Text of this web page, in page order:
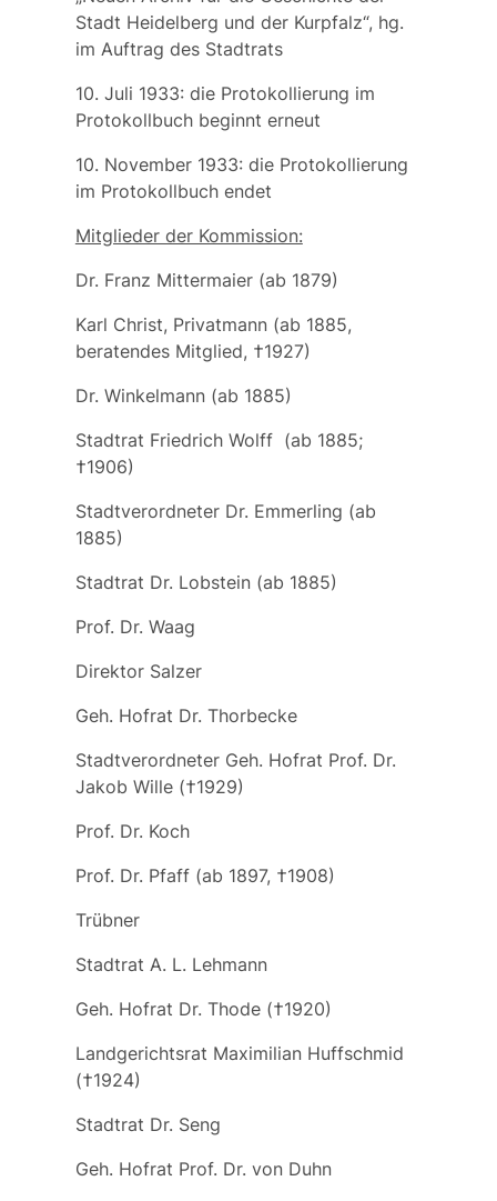
Stadt Heidelberg und der Kurpfalz“, hg.
im Auftrag des Stadtrats
10. Juli 1933: die Protokollierung im
Protokollbuch beginnt erneut
10. November 1933: die Protokollierung
im Protokollbuch endet
Mitglieder der Kommission:
Dr. Franz Mittermaier (ab 1879)
Karl Christ, Privatmann (ab 1885,
beratendes Mitglied, †1927)
Dr. Winkelmann (ab 1885)
Stadtrat Friedrich Wolff (ab 1885;
†1906)
Stadtverordneter Dr. Emmerling (ab
1885)
Stadtrat Dr. Lobstein (ab 1885)
Prof. Dr. Waag
Direktor Salzer
Geh. Hofrat Dr. Thorbecke
Stadtverordneter Geh. Hofrat Prof. Dr.
Jakob Wille (†1929)
Prof. Dr. Koch
Prof. Dr. Pfaff (ab 1897, †1908)
Trübner
Stadtrat A. L. Lehmann
Geh. Hofrat Dr. Thode (†1920)
Landgerichtsrat Maximilian Huffschmid
(†1924)
Stadtrat Dr. Seng
Geh. Hofrat Prof. Dr. von Duhn